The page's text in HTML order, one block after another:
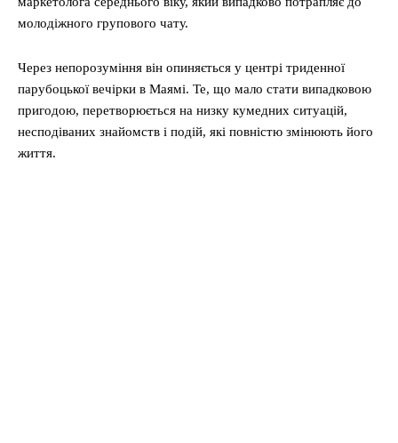
молодіжного групового чату.
Через непорозуміння він опиняється у центрі триденної
парубоцької вечірки в Маямі. Те, що мало стати випадковою
пригодою, перетворюється на низку кумедних ситуацій,
несподіваних знайомств і подій, які повністю змінюють його
життя.